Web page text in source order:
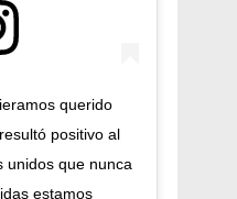
querido
positivo al
unidos que nunca
estamos